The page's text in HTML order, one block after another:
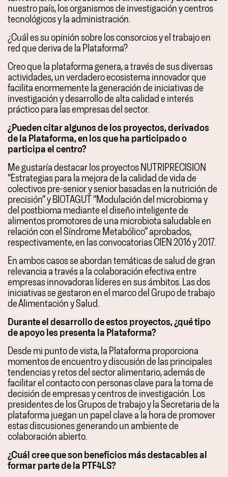
nuestro país, los organismos de investigación y centros
tecnológicos y la administración.
¿Cuál es su opinión sobre los consorcios y el trabajo en
red que deriva de la Plataforma?
Creo que la plataforma genera, a través de sus diversas
actividades, un verdadero ecosistema innovador que
facilita enormemente la generación de iniciativas de
investigación y desarrollo de alta calidad e interés
práctico para las empresas del sector.
¿Pueden citar algunos de los proyectos, derivados
de la Plataforma, en los que ha participado o
participa el centro?
Me gustaría destacar los proyectos NUTRIPRECISION
“Estrategias para la mejora de la calidad de vida de
colectivos pre-senior y senior basadas en la nutrición de
precisión” y BIOTAGUT “Modulación del microbioma y
del postbioma mediante el diseño inteligente de
alimentos promotores de una microbiota saludable en
relación con el Síndrome Metabólico” aprobados,
respectivamente, en las convocatorias CIEN 2016 y 2017.
En ambos casos se abordan temáticas de salud de gran
relevancia a través a la colaboración efectiva entre
empresas innovadoras líderes en sus ámbitos. Las dos
iniciativas se gestaron en el marco del Grupo de trabajo
de Alimentación y Salud.
Durante el desarrollo de estos proyectos, ¿qué tipo
de apoyo les presenta la Plataforma?
Desde mi punto de vista, la Plataforma proporciona
momentos de encuentro y discusión de las principales
tendencias y retos del sector alimentario, además de
facilitar el contacto con personas clave para la toma de
decisión de empresas y centros de investigación. Los
presidentes de los Grupos de trabajo y la Secretaria de la
plataforma juegan un papel clave a la hora de promover
estas discusiones generando un ambiente de
colaboración abierto.
¿Cuál cree que son beneficios más destacables al
formar parte de la PTF4LS?